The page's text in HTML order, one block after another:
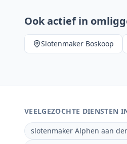
Ook actief in
Slotenmaker Boskoop
VEELGEZOCHTE DIENSTEN
slotenmaker Alphen aan